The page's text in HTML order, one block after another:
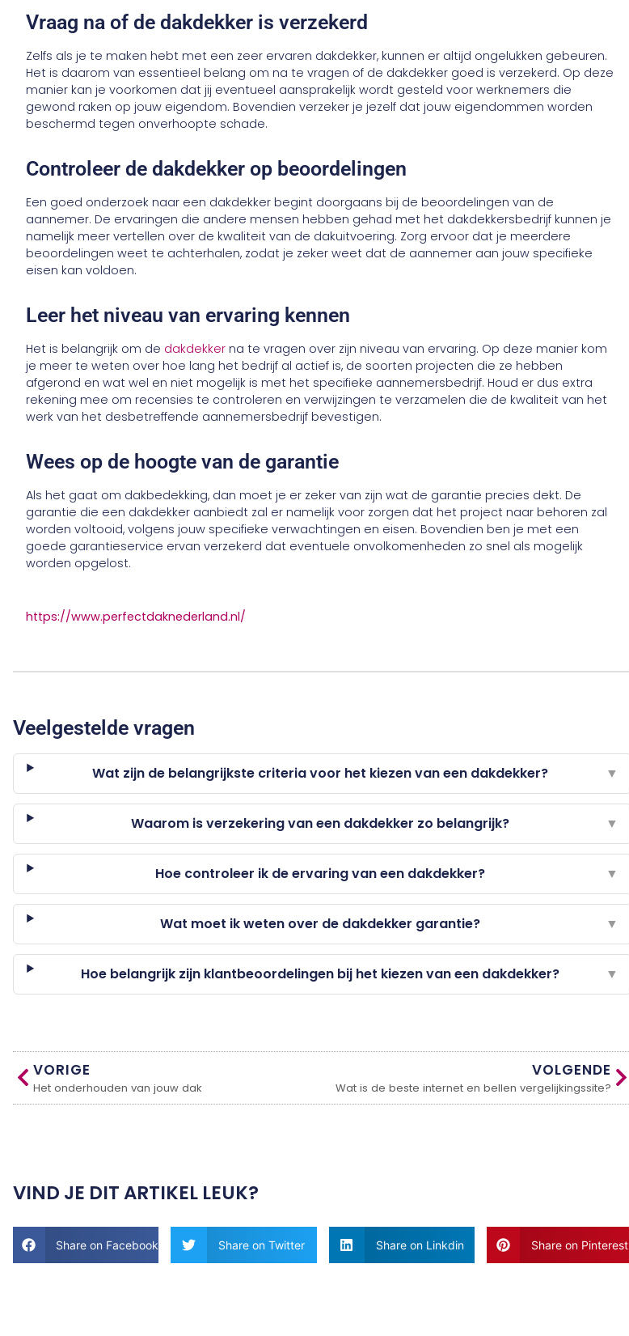
Vraag na of de dakdekker is verzekerd
Zelfs als je te maken hebt met een zeer ervaren dakdekker, kunnen er altijd ongelukken gebeuren.
Het is daarom van essentieel belang om na te vragen of de dakdekker goed is verzekerd. Op deze
manier kan je voorkomen dat jij eventueel aansprakelijk wordt gesteld voor werknemers die
gewond raken op jouw eigendom. Bovendien verzeker je jezelf dat jouw eigendommen worden
beschermd tegen onverhoopte schade.
Controleer de dakdekker op beoordelingen
Een goed onderzoek naar een dakdekker begint doorgaans bij de beoordelingen van de
aannemer. De ervaringen die andere mensen hebben gehad met het dakdekkersbedrijf kunnen je
namelijk meer vertellen over de kwaliteit van de dakuitvoering. Zorg ervoor dat je meerdere
beoordelingen weet te achterhalen, zodat je zeker weet dat de aannemer aan jouw specifieke
eisen kan voldoen.
Leer het niveau van ervaring kennen
Het is belangrijk om de dakdekker na te vragen over zijn niveau van ervaring. Op deze manier kom
je meer te weten over hoe lang het bedrijf al actief is, de soorten projecten die ze hebben
afgerond en wat wel en niet mogelijk is met het specifieke aannemersbedrijf. Houd er dus extra
rekening mee om recensies te controleren en verwijzingen te verzamelen die de kwaliteit van het
werk van het desbetreffende aannemersbedrijf bevestigen.
Wees op de hoogte van de garantie
Als het gaat om dakbedekking, dan moet je er zeker van zijn wat de garantie precies dekt. De
garantie die een dakdekker aanbiedt zal er namelijk voor zorgen dat het project naar behoren zal
worden voltooid, volgens jouw specifieke verwachtingen en eisen. Bovendien ben je met een
goede garantieservice ervan verzekerd dat eventuele onvolkomenheden zo snel als mogelijk
worden opgelost.
https://www.perfectdaknederland.nl/
Veelgestelde vragen
Wat zijn de belangrijkste criteria voor het kiezen van een dakdekker? ▼
Waarom is verzekering van een dakdekker zo belangrijk? ▼
Hoe controleer ik de ervaring van een dakdekker? ▼
Wat moet ik weten over de dakdekker garantie? ▼
Hoe belangrijk zijn klantbeoordelingen bij het kiezen van een dakdekker? ▼
VORIGE
Het onderhouden van jouw dak
VOLGENDE
Wat is de beste internet en bellen vergelijkingssite?
VIND JE DIT ARTIKEL LEUK?
Share on Facebook Share on Twitter Share on Linkdin Share on Pinterest